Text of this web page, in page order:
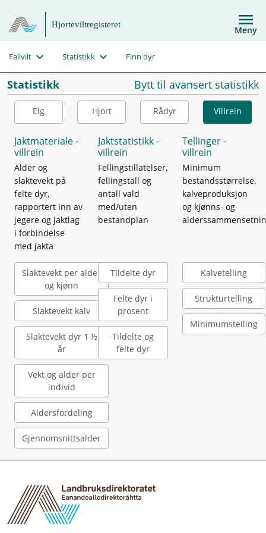
Hjorteviltregisteret Meny
Fallvilt Statistikk Finn dyr
Statistikk Bytt til avansert statistikk
Elg Hjort Rådyr Villrein
Jaktmateriale -
villrein
Alder og
slaktevekt på
felte dyr,
rapportert inn av
jegere og jaktlag
i forbindelse
med jakta
Jaktstatistikk -
villrein
Fellingstillatelser,
fellingstall og
antall vald
med/uten
bestandplan
Tellinger -
villrein
Minimum
bestandsstørrelse,
kalveproduksjon
og kjønns- og
Slaktevekt per alder
og kjønn
Slaktevekt kalv
Slaktevekt dyr 1 ½
år
Vekt og alder per
individ
Aldersfordeling
Gjennomsnittsalder
Tildelte dyr
Felte dyr i
prosent
Tildelte og
felte dyr
Kalvetelling
Strukturtelling
Minimumstelling